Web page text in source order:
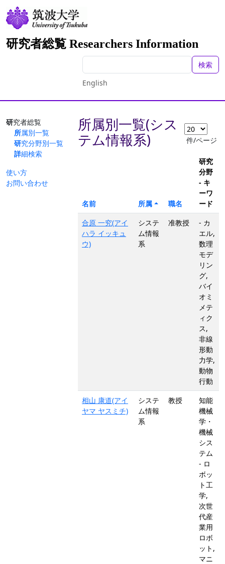
研究者総覧 Researchers Information
検索
English
研究者総覧
所属別一覧
研究分野別一覧
詳細検索
使い方
お問い合わせ
所属別一覧(シス
テム情報系)
件/ページ
名前 所属 職名
研究
分野
- キ
ーワ
ード
合原 一究(アイ
ハラ イッキュ
ウ)
システ
ム情報
系
准教授
- カ
エル,
数理
モデ
リン
グ,
バイ
オミ
メテ
ィク
ス,
非線
形動
力学,
動物
行動
相山 康道(アイ
ヤマ ヤスミチ)
システ
ム情報
系
教授
知能
機械
学・
機械
シス
テム
- ロ
ボッ
ト工
学,
次世
代産
業用
ロボ
ット,
マニ